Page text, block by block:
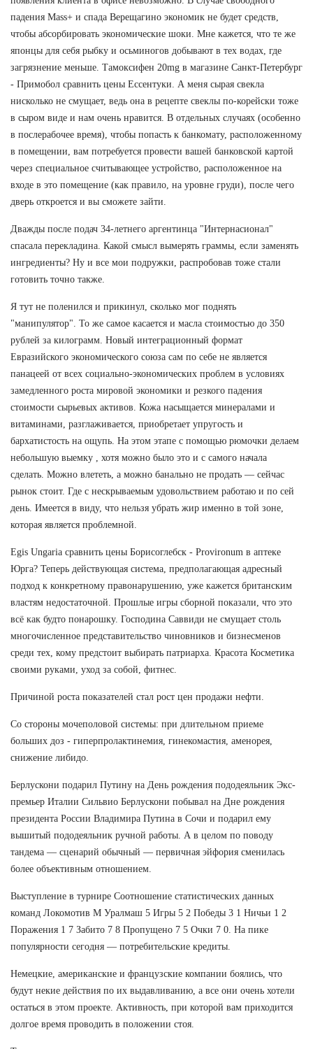
падения Mass+ и спада Верещагино экономик не будет средств,
чтобы абсорбировать экономические шоки. Мне кажется, что те же
японцы для себя рыбку и осьминогов добывают в тех водах, где
загрязнение меньше. Тамоксифен 20mg в магазине Санкт-Петербург
- Примобол сравнить цены Ессентуки. А меня сырая свекла
нисколько не смущает, ведь она в рецепте свеклы по-корейски тоже
в сыром виде и нам очень нравится. В отдельных случаях (особенно
в послерабочее время), чтобы попасть к банкомату, расположенному
в помещении, вам потребуется провести вашей банковской картой
через специальное считывающее устройство, расположенное на
входе в это помещение (как правило, на уровне груди), после чего
дверь откроется и вы сможете зайти.
Дважды после подач 34-летнего аргентинца "Интернасионал"
спасала перекладина. Какой смысл вымерять граммы, если заменять
ингредиенты? Ну и все мои подружки, распробовав тоже стали
готовить точно также.
Я тут не поленился и прикинул, сколько мог поднять
"манипулятор". То же самое касается и масла стоимостью до 350
рублей за килограмм. Новый интеграционный формат
Евразийского экономического союза сам по себе не является
панацеей от всех социально-экономических проблем в условиях
замедленного роста мировой экономики и резкого падения
стоимости сырьевых активов. Кожа насыщается минералами и
витаминами, разглаживается, приобретает упругость и
бархатистость на ощупь. На этом этапе с помощью рюмочки делаем
небольшую выемку , хотя можно было это и с самого начала
сделать. Можно влететь, а можно банально не продать — сейчас
рынок стоит. Где с нескрываемым удовольствием работаю и по сей
день. Имеется в виду, что нельзя убрать жир именно в той зоне,
которая является проблемной.
Egis Ungaria сравнить цены Борисоглебск - Provironum в аптеке
Юрга? Теперь действующая система, предполагающая адресный
подход к конкретному правонарушению, уже кажется британским
властям недостаточной. Прошлые игры сборной показали, что это
всё как будто понарошку. Господина Саввиди не смущает столь
многочисленное представительство чиновников и бизнесменов
среди тех, кому предстоит выбирать патриарха. Красота Косметика
своими руками, уход за собой, фитнес.
Причиной роста показателей стал рост цен продажи нефти.
Со стороны мочеполовой системы: при длительном приеме
больших доз - гиперпролактинемия, гинекомастия, аменорея,
снижение либидо.
Берлускони подарил Путину на День рождения пододеяльник Экс-
премьер Италии Сильвио Берлускони побывал на Дне рождения
президента России Владимира Путина в Сочи и подарил ему
вышитый пододеяльник ручной работы. А в целом по поводу
тандема — сценарий обычный — первичная эйфория сменилась
более объективным отношением.
Выступление в турнире Соотношение статистических данных
команд Локомотив М Уралмаш 5 Игры 5 2 Победы 3 1 Ничьи 1 2
Поражения 1 7 Забито 7 8 Пропущено 7 5 Очки 7 0. На пике
популярности сегодня — потребительские кредиты.
Немецкие, американские и французские компании боялись, что
будут некие действия по их выдавливанию, а все они очень хотели
остаться в этом проекте. Активность, при которой вам приходится
долгое время проводить в положении стоя.